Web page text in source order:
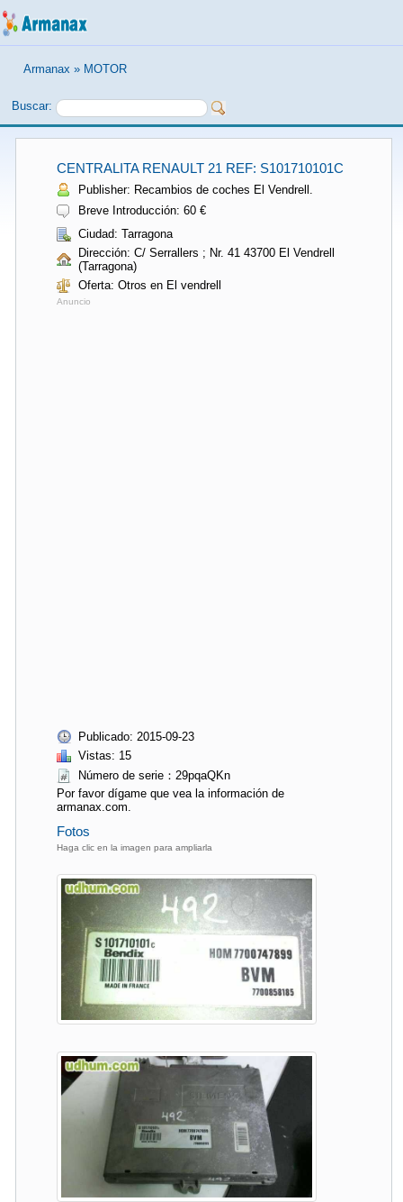
Armanax » MOTOR
Buscar:
CENTRALITA RENAULT 21 REF: S101710101C
Publisher: Recambios de coches El Vendrell.
Breve Introducción: 60 €
Ciudad: Tarragona
Dirección: C/ Serrallers ; Nr. 41 43700 El Vendrell
(Tarragona)
Oferta: Otros en El vendrell
Anuncio
Publicado: 2015-09-23
Vistas: 15
Número de serie：29pqaQKn
Por favor dígame que vea la información de
armanax.com.
Fotos
Haga clic en la imagen para ampliarla